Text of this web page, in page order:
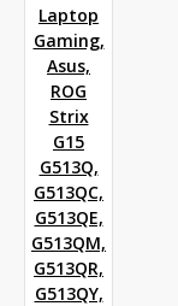
Laptop
Gaming,
Asus,
ROG
Strix
G15
G513Q,
G513QC,
G513QE,
G513QM,
G513QR,
G513QY,